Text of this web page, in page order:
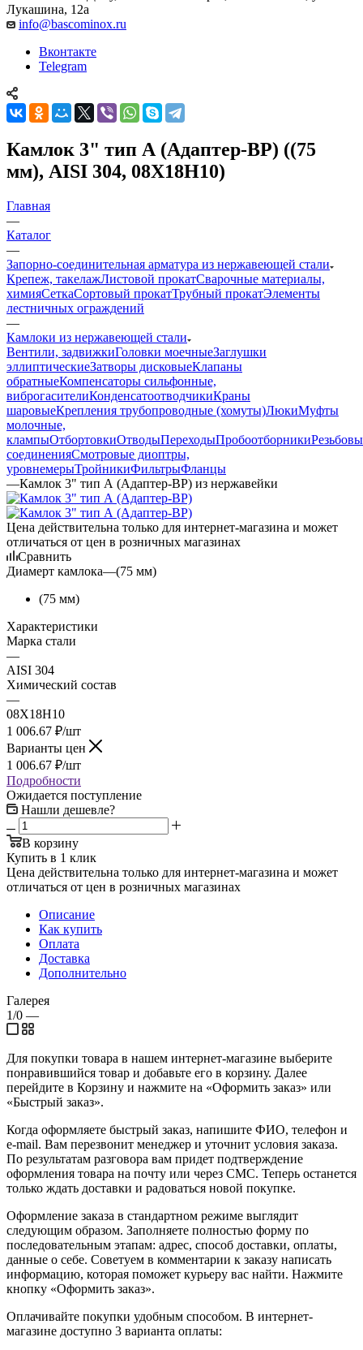
Лукашина, 12а
info@bascominox.ru
Вконтакте
Telegram
Камлок 3" тип А (Адаптер-ВР) ((75
мм), AISI 304, 08Х18Н10)
Главная
—
Каталог
—
Запорно-соединительная арматура из нержавеющей стали
Крепеж, такелажЛистовой прокатСварочные материалы,
химияСеткаСортовый прокатТрубный прокатЭлементы
лестничных ограждений
—
Камлоки из нержавеющей стали
Вентили, задвижкиГоловки моечныеЗаглушки
эллиптическиеЗатворы дисковыеКлапаны
обратныеКомпенсаторы сильфонные,
виброгасителиКонденсатоотводчикиКраны
шаровыеКрепления трубопроводные (хомуты)ЛюкиМуфты
молочные,
клампыОтбортовкиОтводыПереходыПробоотборники
соединенияСмотровые диоптры,
уровнемерыТройникиФильтрыФланцы
—Камлок 3" тип А (Адаптер-ВР) из нержавейки
Цена действительна только для интернет-магазина и может
отличаться от цен в розничных магазинах
Сравнить
Диамерт камлока—(75 мм)
(75 мм)
Характеристики
Марка стали
—
AISI 304
Химический состав
—
08Х18Н10
1 006.67 ₽/шт
Варианты цен
1 006.67 ₽/шт
Подробности
Ожидается поступление
Нашли дешевле?
В корзину
Купить в 1 клик
Цена действительна только для интернет-магазина и может
отличаться от цен в розничных магазинах
Описание
Как купить
Оплата
Доставка
Дополнительно
Галерея
1/0 —
Для покупки товара в нашем интернет-магазине выберите
понравившийся товар и добавьте его в корзину. Далее
перейдите в Корзину и нажмите на «Оформить заказ» или
«Быстрый заказ».
Когда оформляете быстрый заказ, напишите ФИО, телефон и
e-mail. Вам перезвонит менеджер и уточнит условия заказа.
По результатам разговора вам придет подтверждение
оформления товара на почту или через СМС. Теперь останется
только ждать доставки и радоваться новой покупке.
Оформление заказа в стандартном режиме выглядит
следующим образом. Заполняете полностью форму по
последовательным этапам: адрес, способ доставки, оплаты,
данные о себе. Советуем в комментарии к заказу написать
информацию, которая поможет курьеру вас найти. Нажмите
кнопку «Оформить заказ».
Оплачивайте покупки удобным способом. В интернет-
магазине доступно 3 варианта оплаты: